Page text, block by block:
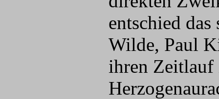
entschied
Wilde, Paul
ihren Zeitlauf